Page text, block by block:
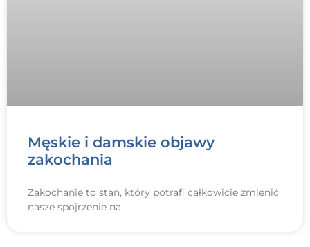
Męskie i damskie objawy
zakochania
Zakochanie to stan, który potrafi całkowicie zmienić
nasze spojrzenie na